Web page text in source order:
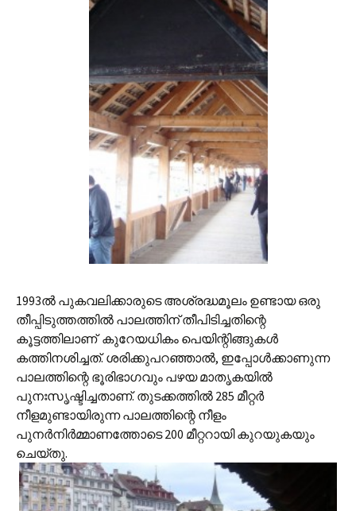
1993ല്‍ പുകവലിക്കാരുടെ അശ്രദ്ധമൂലം ഉണ്ടായ ഒരു
തീപ്പിടുത്തത്തില്‍ പാലത്തിന് തീപിടിച്ചതിന്റെ
കൂട്ടത്തിലാണ് ‍ കുറേയധികം പെയിന്റിങ്ങുകള്‍
കത്തിനശിച്ചത്. ശരിക്കുപറഞ്ഞാല്‍, ഇപ്പോള്‍ക്കാണുന്ന
പാലത്തിന്റെ ഭൂരിഭാഗവും പഴയ മാതൃകയില്‍
പുനഃസൃഷ്ടിച്ചതാണ്. തുടക്കത്തില്‍ 285 മീറ്റര്‍
നീളമുണ്ടായിരുന്ന പാലത്തിന്റെ നീളം
പുനര്‍നിര്‍മ്മാണത്തോടെ 200 മീറ്ററായി കുറയുകയും
ചെയ്തു.